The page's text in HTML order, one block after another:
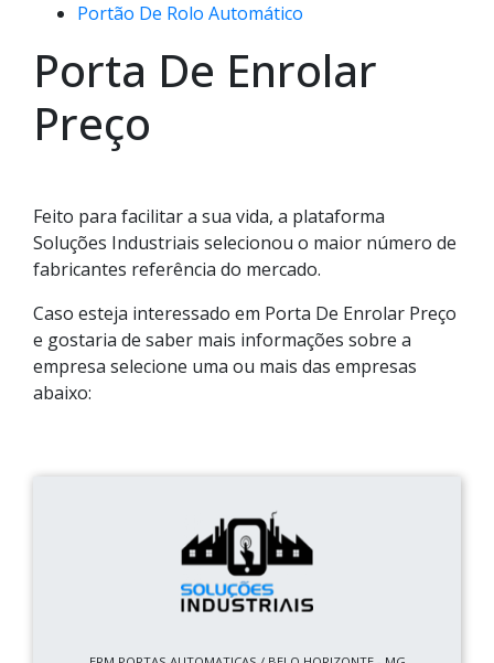
Portão De Rolo Automático
Porta De Enrolar
Preço
Feito para facilitar a sua vida, a plataforma
Soluções Industriais selecionou o maior número de
fabricantes referência do mercado.
Caso esteja interessado em Porta De Enrolar Preço
e gostaria de saber mais informações sobre a
empresa selecione uma ou mais das empresas
abaixo: